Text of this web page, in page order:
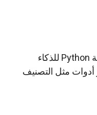
إنها واحدة من أفضل مكتبات برمجة Python للذكاء
أدوات مثل التصنيف